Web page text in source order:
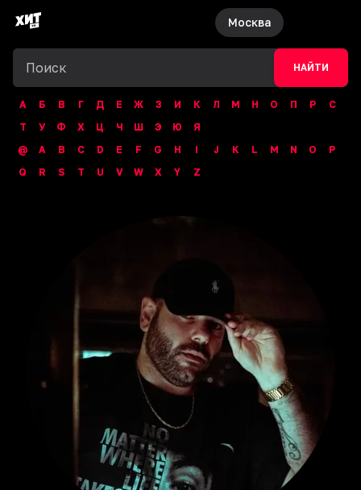
Москва
НАЙТИ
А Б В Г Д Е Ж З И К Л М Н О П Р
С
Т
У Ф Х Ц Ч Ш Э Ю
Я
@
A B C D E F G H I J K L M N O
P
Q
R S T U V W X Y Z